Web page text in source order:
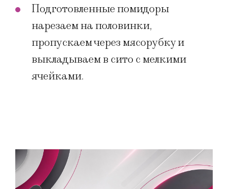
Подготовленные помидоры
нарезаем на половинки,
пропускаем через мясорубку и
выкладываем в сито с мелкими
ячейками.